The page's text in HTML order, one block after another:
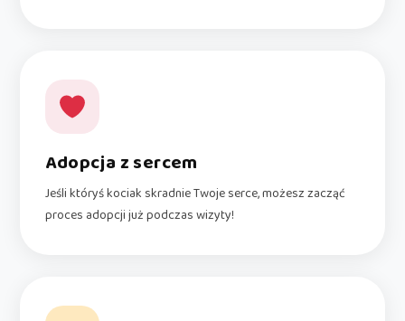
Adopcja z sercem
Jeśli któryś kociak skradnie Twoje serce, możesz zacząć
proces adopcji już podczas wizyty!